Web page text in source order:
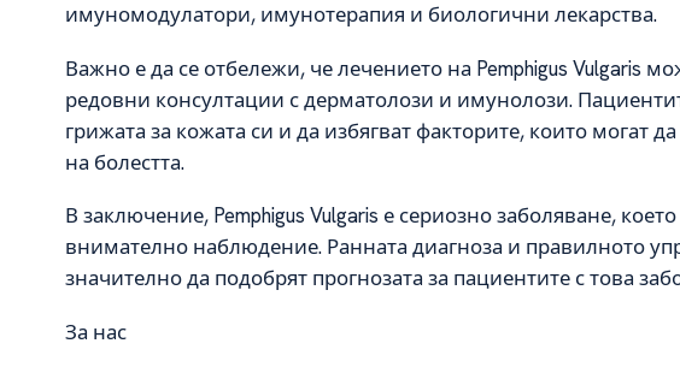
имуномодулатори, имунотерапия и биологични лекарства.
Важно е да се отбележи, че лечението на Pemphigus Vulgaris
редовни консултации с дерматолози и имунолози.
грижата за кожата си и да избягват факторите, които могат
на болестта.
В заключение, Pemphigus Vulgaris е сериозно заболяване,
внимателно наблюдение. Ранната диагноза и правилното
значително да подобрят прогнозата за пациентите с това
За нас